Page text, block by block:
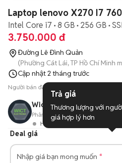
tương tự khác dưới đây nhé!
Laptop lenovo X270 I7
Intel Core i7 8 GB 256 GB
3.750.000 đ
Đường Lê Đình Quản
(Phường Cát Lái, TP Hồ Chí Minh
Cập nhật 2 tháng trước
Người bán đã ẩn số điện thoại
Wict Electronic
Hoạt động 1 ngày trước
Phản hồi: 82%1Đã bán
Deal giá
Nhập giá bạn mong muốn
Trả giá
Thương lượng với
giá hợp lý hơn